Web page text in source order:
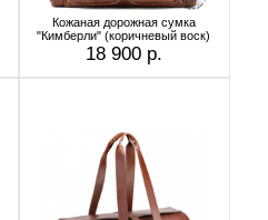
Кожаная дорожная сумка
"Кимберли" (коричневый воск)
18 900 р.